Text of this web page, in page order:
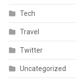
Tech
Travel
Twitter
Uncategorized